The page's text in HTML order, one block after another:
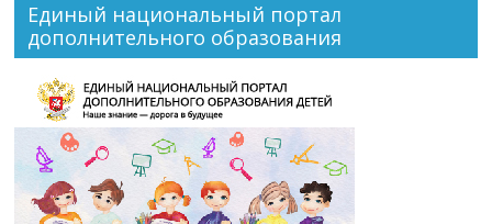
Единый национальный портал
дополнительного образования